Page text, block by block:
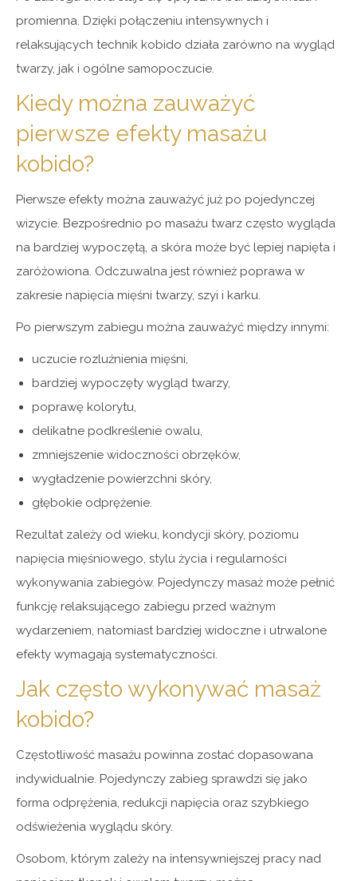
promienna. Dzięki połączeniu intensywnych i
relaksujących technik kobido działa zarówno na wygląd
twarzy, jak i ogólne samopoczucie.
Kiedy można zauważyć
pierwsze efekty masażu
kobido?
Pierwsze efekty można zauważyć już po pojedynczej
wizycie. Bezpośrednio po masażu twarz często wygląda
na bardziej wypoczętą, a skóra może być lepiej napięta i
zaróżowiona. Odczuwalna jest również poprawa w
zakresie napięcia mięśni twarzy, szyi i karku.
Po pierwszym zabiegu można zauważyć między innymi:
uczucie rozluźnienia mięśni,
bardziej wypoczęty wygląd twarzy,
poprawę kolorytu,
delikatne podkreślenie owalu,
zmniejszenie widoczności obrzęków,
wygładzenie powierzchni skóry,
głębokie odprężenie.
Rezultat zależy od wieku, kondycji skóry, poziomu
napięcia mięśniowego, stylu życia i regularności
wykonywania zabiegów. Pojedynczy masaż może pełnić
funkcję relaksującego zabiegu przed ważnym
wydarzeniem, natomiast bardziej widoczne i utrwalone
efekty wymagają systematyczności.
Jak często wykonywać masaż
kobido?
Częstotliwość masażu powinna zostać dopasowana
indywidualnie. Pojedynczy zabieg sprawdzi się jako
forma odprężenia, redukcji napięcia oraz szybkiego
odświeżenia wyglądu skóry.
Osobom, którym zależy na intensywniejszej pracy nad